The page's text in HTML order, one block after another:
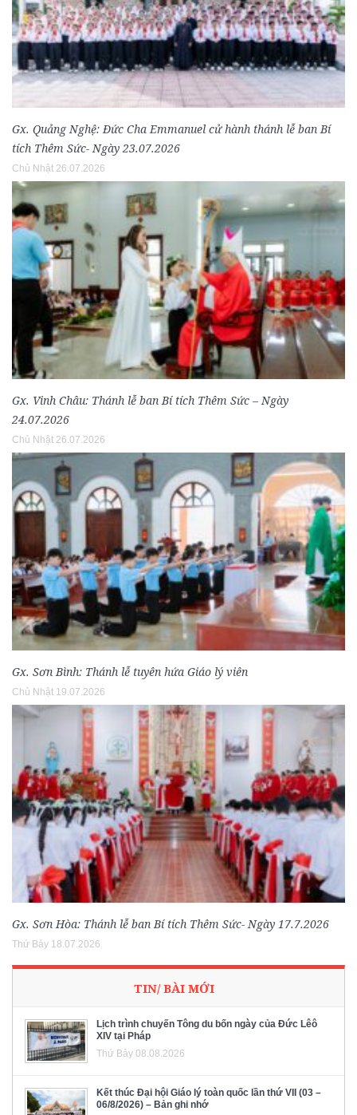
Gx. Quảng Nghệ: Đức Cha Emmanuel cử hành thánh lễ ban Bí
tích Thêm Sức- Ngày 23.07.2026
Chủ Nhật 26.07.2026
Gx. Vinh Châu: Thánh lễ ban Bí tích Thêm Sức – Ngày
24.07.2026
Chủ Nhật 26.07.2026
Gx. Sơn Bình: Thánh lễ tuyên hứa Giáo lý viên
Chủ Nhật 19.07.2026
Gx. Sơn Hòa: Thánh lễ ban Bí tích Thêm Sức- Ngày 17.7.2026
Thứ Bảy 18.07.2026
TIN/ BÀI MỚI
Lịch trình chuyến Tông du bốn ngày của Đức Lêô
XIV tại Pháp
Thứ Bảy 08.08.2026
Kết thúc Đại hội Giáo lý toàn quốc lần thứ VII (03 –
06/8/2026) – Bản ghi nhớ